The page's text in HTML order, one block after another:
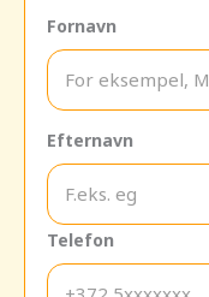
Fornavn
Efternavn
Telefon